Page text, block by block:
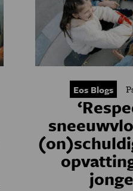
Eos Blogs